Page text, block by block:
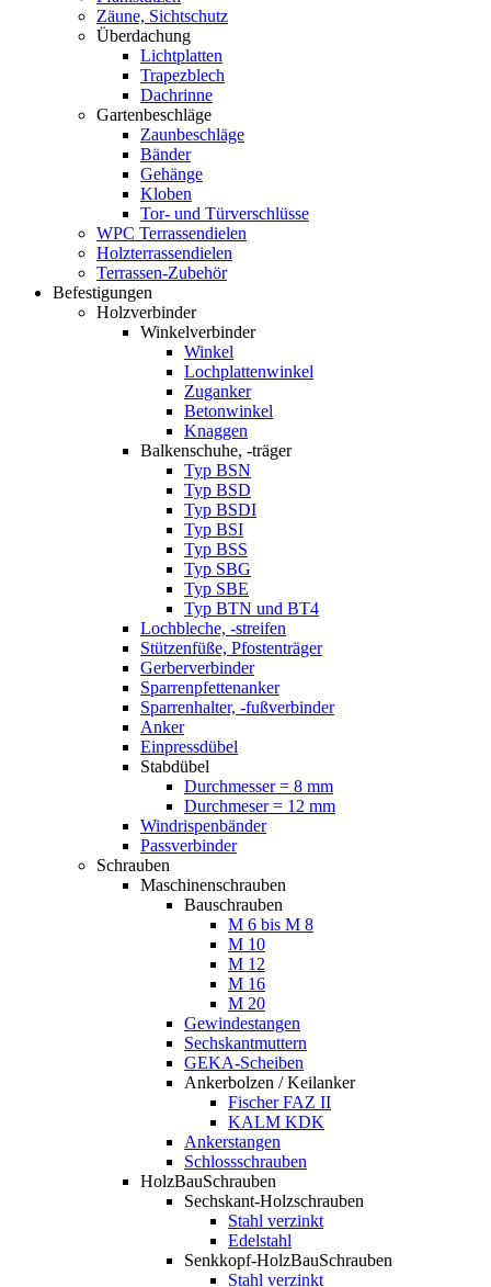
Zäune, Sichtschutz
Überdachung
Lichtplatten
Trapezblech
Dachrinne
Gartenbeschläge
Zaunbeschläge
Bänder
Gehänge
Kloben
Tor- und Türverschlüsse
WPC Terrassendielen
Holzterrassendielen
Terrassen-Zubehör
Befestigungen
Holzverbinder
Winkelverbinder
Winkel
Lochplattenwinkel
Zuganker
Betonwinkel
Knaggen
Balkenschuhe, -träger
Typ BSN
Typ BSD
Typ BSDI
Typ BSI
Typ BSS
Typ SBG
Typ SBE
Typ BTN und BT4
Lochbleche, -streifen
Stützenfüße, Pfostenträger
Gerberverbinder
Sparrenpfettenanker
Sparrenhalter, -fußverbinder
Anker
Einpressdübel
Stabdübel
Durchmesser = 8 mm
Durchmeser = 12 mm
Windrispenbänder
Passverbinder
Schrauben
Maschinenschrauben
Bauschrauben
M 6 bis M 8
M 10
M 12
M 16
M 20
Gewindestangen
Sechskantmuttern
GEKA-Scheiben
Ankerbolzen / Keilanker
Fischer FAZ II
KALM KDK
Ankerstangen
Schlossschrauben
HolzBauSchrauben
Sechskant-Holzschrauben
Stahl verzinkt
Edelstahl
Senkkopf-HolzBauSchrauben
Stahl verzinkt